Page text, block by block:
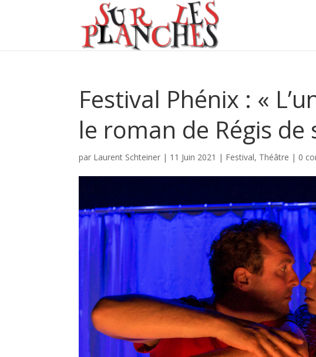
Festival Phénix : «
le roman de Régis de
par Laurent Schteiner | 11 Juin 2021 | Festival, Théâtre | 0